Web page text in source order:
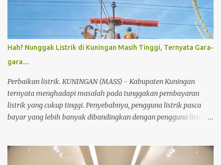
saya berdoa mudah-mudahan tidak ada lagi yang terpapar,”
sebutnya Sekadar informasi selain Sukamulya, juga Puskesmas
Luragung, Ciawi, Cigandmekar, Garawangi, Cijoho, Luragung,
Mandirancan Untuk sementara waktu, layanan kesehatan warga
ditangani oleh Puskesmas terdekat. Kejadian ini harus membuat
warga tersadarkan, sehingga selalu menerapkan protokol
kesehatan. (agus)
Hah? Nunggak Listrik di Kuningan Masih Tinggi, Ternyata Gara-
gara....
Perbaikan listrik. KUNINGAN (MASS) - Kabupaten Kuningan
ternyata menghadapi masalah pada tunggakan pembayaran
listrik yang cukup tinggi. Penyebabnya, pengguna listrik pasca
bayar yang lebih banyak dibandingkan dengan pengguna listrik
jumlah total pelanggan PLN di Kuningan mencapai 289.609,